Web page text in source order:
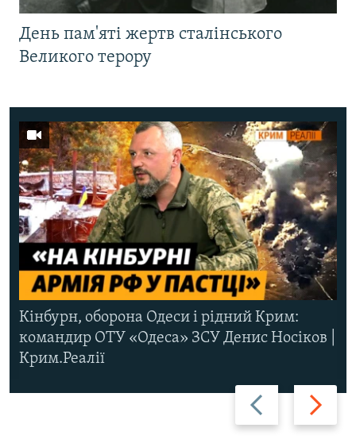
День пам'яті жертв сталінського
Великого терору
Назад Вперед
Кінбурн, оборона Одеси і рідний Крим:
командир ОТУ «Одеса» ЗСУ Денис Носіков |
Крим.Реалії